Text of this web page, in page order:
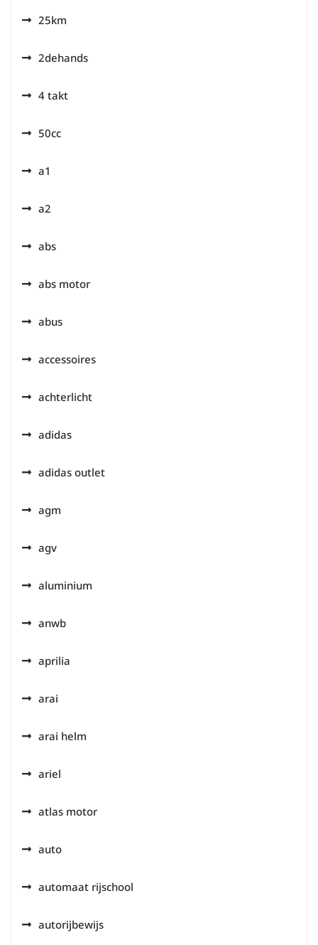
25km
2dehands
4 takt
50cc
a1
a2
abs
abs motor
abus
accessoires
achterlicht
adidas
adidas outlet
agm
agv
aluminium
anwb
aprilia
arai
arai helm
ariel
atlas motor
auto
automaat rijschool
autorijbewijs